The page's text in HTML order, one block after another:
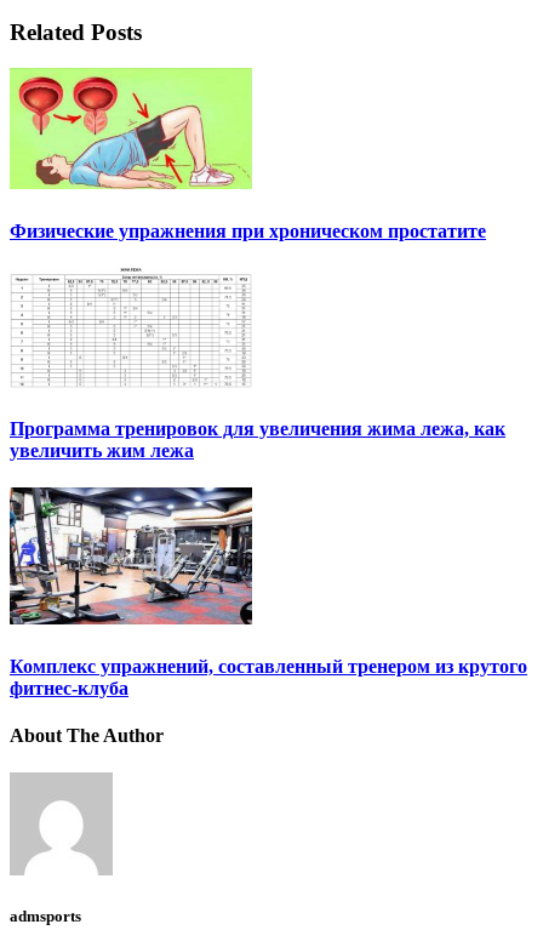
Related Posts
Физические упражнения при хроническом простатите
Программа тренировок для увеличения жима лежа, как
увеличить жим лежа
Комплекс упражнений, составленный тренером из крутого
фитнес-клуба
About The Author
admsports